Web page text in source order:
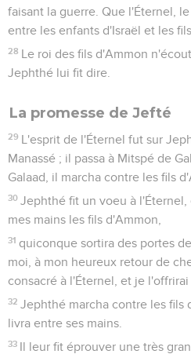
faisant la guerre. Que l'Éternel,
entre les enfants d'Israël et les
28 Le roi des fils d'Ammon
Jephthé lui fit dire.
La promesse de Jefté
29 L'esprit de l'Éternel fut sur
Manassé ; il passa à Mitspé de
Galaad, il marcha contre les fils
30 Jephthé fit un voeu à
mes mains les fils d'Ammon,
31 quiconque sortira des portes
moi, à mon heureux retour de
consacré à l'Éternel, et je l'offrirai
32 Jephthé marcha contre les fils
livra entre ses mains.
33 Il leur fit éprouver une très